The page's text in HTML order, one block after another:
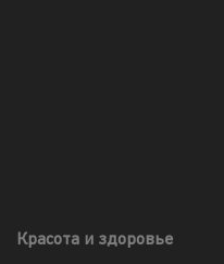
Красота и здоровье